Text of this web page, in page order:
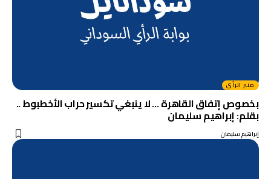
منبر الرأي
بخصوص إتفاق القاهرة … لا ينبغي تكسير حراب الأخطبوط ..
بقلم: إبراهيم سليمان
إبراهيم سليمان